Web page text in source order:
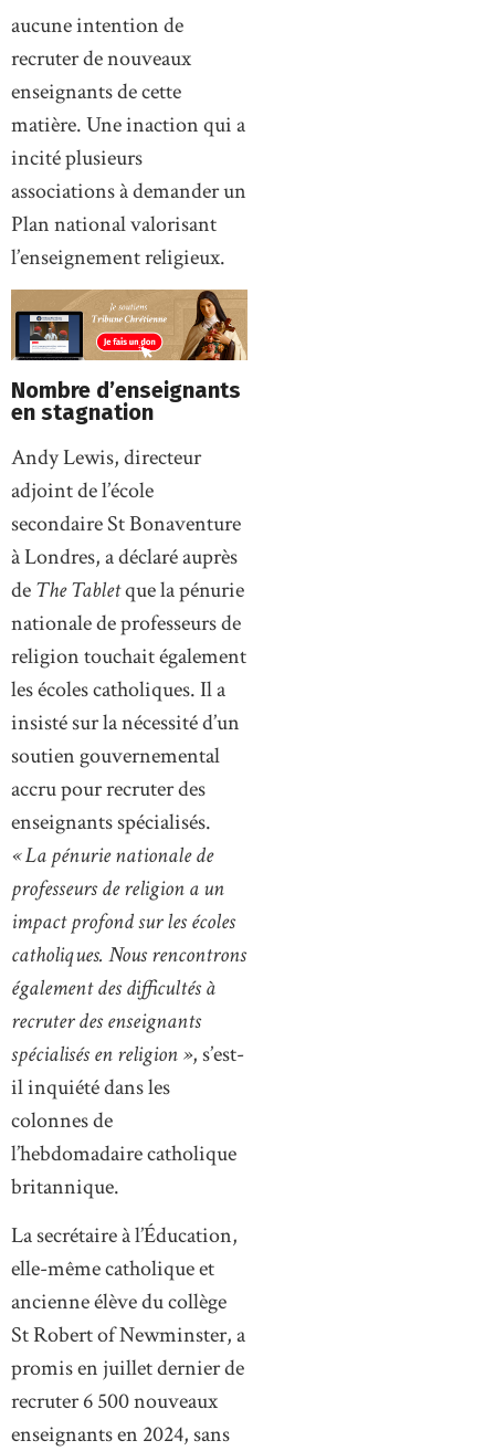
aucune intention de
recruter de nouveaux
enseignants de cette
matière. Une inaction qui a
incité plusieurs
associations à demander un
Plan national valorisant
l’enseignement religieux.
Nombre d’enseignants
en stagnation
Andy Lewis, directeur
adjoint de l’école
secondaire St Bonaventure
à Londres, a déclaré auprès
deThe Tabletque la pénurie
nationale de professeurs de
religion touchait également
les écoles catholiques. Il a
insisté sur la nécessité d’un
soutien gouvernemental
accru pour recruter des
enseignants spécialisés.
« La pénurie nationale de
professeurs de religion a un
impact profond sur les écoles
catholiques. Nous rencontrons
également des difficultés à
recruter des enseignants
spécialisés en religion », s’est-
il inquiété dans les
colonnes de
l’hebdomadaire catholique
britannique.
La secrétaire à l’Éducation,
elle-même catholique et
ancienne élève du collège
St Robert of Newminster, a
promis en juillet dernier de
recruter 6 500 nouveaux
enseignants en 2024, sans